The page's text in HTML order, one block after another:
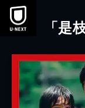
本文へスキップ
「是